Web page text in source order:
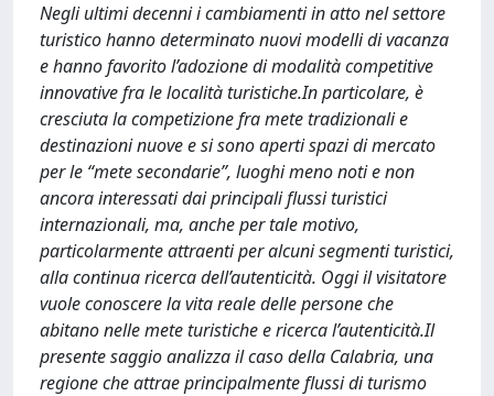
Negli ultimi decenni i cambiamenti in atto nel settore
turistico hanno determinato nuovi modelli di vacanza
e hanno favorito l’adozione di modalità competitive
innovative fra le località turistiche.In particolare, è
cresciuta la competizione fra mete tradizionali e
destinazioni nuove e si sono aperti spazi di mercato
per le “mete secondarie”, luoghi meno noti e non
ancora interessati dai principali flussi turistici
internazionali, ma, anche per tale motivo,
particolarmente attraenti per alcuni segmenti turistici,
alla continua ricerca dell’autenticità. Oggi il visitatore
vuole conoscere la vita reale delle persone che
abitano nelle mete turistiche e ricerca l’autenticità.Il
presente saggio analizza il caso della Calabria, una
regione che attrae principalmente flussi di turismo